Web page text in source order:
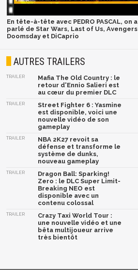
En tête-à-tête avec PEDRO PASCAL, on a
parlé de Star Wars, Last of Us, Avengers
Doomsday et DiCaprio
AUTRES TRAILERS
TRAILER
Mafia The Old Country : le
retour d'Ennio Salieri est
au cœur du premier DLC
TRAILER
Street Fighter 6 : Yasmine
est disponible, voici une
nouvelle vidéo de son
gameplay
TRAILER
NBA 2K27 revoit sa
défense et transforme le
système de dunks,
nouveau gameplay
TRAILER
Dragon Ball: Sparking!
Zero : le DLC Super Limit-
Breaking NEO est
disponible avec un
contenu colossal
TRAILER
Crazy Taxi World Tour :
une nouvelle vidéo et une
bêta multijoueur arrive
très bientôt